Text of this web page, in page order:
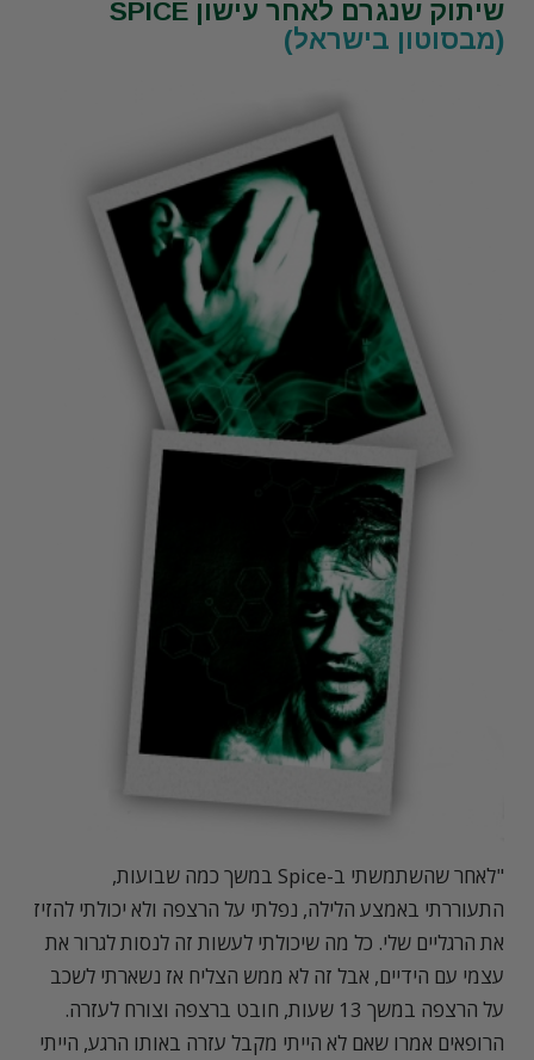
שיתוק שנגרם לאחר עישון SPICE
(מבסוטון בישראל)
"לאחר שהשתמשתי ב-Spice במשך כמה שבועות,
התעוררתי באמצע הלילה, נפלתי על הרצפה ולא יכולתי להזיז
את הרגליים שלי. כל מה שיכולתי לעשות זה לנסות לגרור את
עצמי עם הידיים, אבל זה לא ממש הצליח אז נשארתי לשכב
על הרצפה במשך 13 שעות, חובט ברצפה וצורח לעזרה.
הרופאים אמרו שאם לא הייתי מקבל עזרה באותו הרגע, הייתי